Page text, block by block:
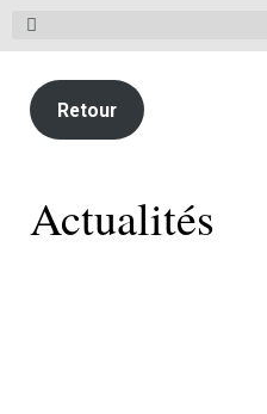
Retour
Actualités